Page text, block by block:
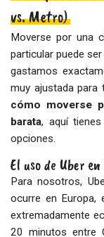
vs. Metro)
Moverse por una
particular puede
gastamos
muy ajustada para
cómo moverse
barata, aquí
opciones.
El uso de Uber
Para nosotros,
ocurre en Europa,
extremadamente
20 minutos entre